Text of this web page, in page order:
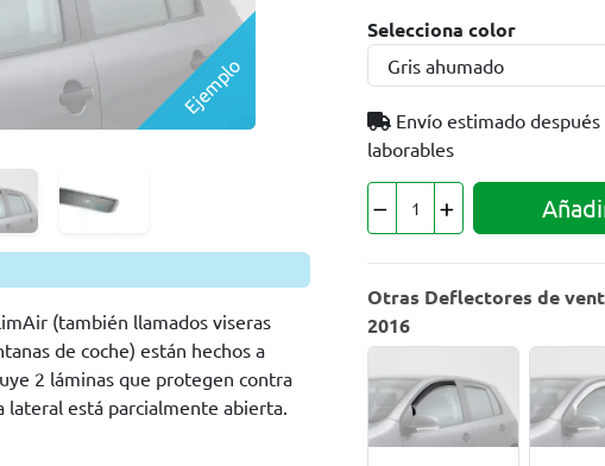
Ejemplo
(también llamados viseras
de coche) están hechos a
2 láminas que protegen contra
lateral está parcialmente abierta.
Selecciona color
Envío estimado después
laborables
Otras Deflectores de
2016